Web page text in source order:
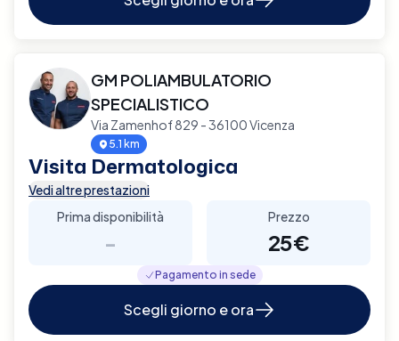
GM POLIAMBULATORIO
SPECIALISTICO
Via Zamenhof 829 - 36100 Vicenza
5.1 km
Visita Dermatologica
Vedi altre prestazioni
Prima disponibilità
-
Prezzo
25€
Pagamento in sede
Scegli giorno e ora